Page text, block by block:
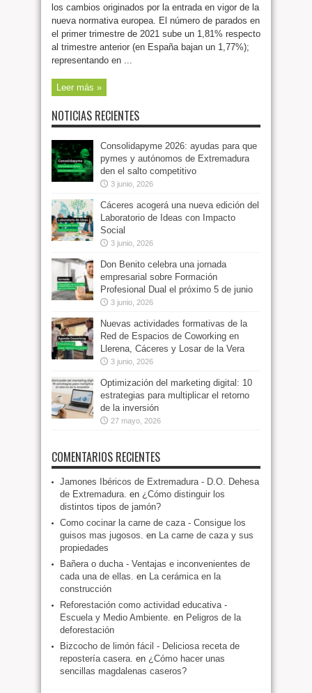
los cambios originados por la entrada en vigor de la
nueva normativa europea. El número de parados en
el primer trimestre de 2021 sube un 1,81% respecto
al trimestre anterior (en España bajan un 1,77%);
representando en ...
Leer más »
NOTICIAS RECIENTES
Consolidapyme 2026: ayudas para que
pymes y autónomos de Extremadura
den el salto competitivo
3 junio, 2026
Cáceres acogerá una nueva edición del
Laboratorio de Ideas con Impacto
Social
3 junio, 2026
Don Benito celebra una jornada
empresarial sobre Formación
Profesional Dual el próximo 5 de junio
3 junio, 2026
Nuevas actividades formativas de la
Red de Espacios de Coworking en
Llerena, Cáceres y Losar de la Vera
3 junio, 2026
Optimización del marketing digital: 10
estrategias para multiplicar el retorno
de la inversión
27 mayo, 2026
COMENTARIOS RECIENTES
Jamones Ibéricos de Extremadura - D.O. Dehesa
de Extremadura. en ¿Cómo distinguir los
distintos tipos de jamón?
Como cocinar la carne de caza - Consigue los
guisos mas jugosos. en La carne de caza y sus
propiedades
Bañera o ducha - Ventajas e inconvenientes de
cada una de ellas. en La cerámica en la
construcción
Reforestación como actividad educativa -
Escuela y Medio Ambiente. en Peligros de la
deforestación
Bizcocho de limón fácil - Deliciosa receta de
repostería casera. en ¿Cómo hacer unas
sencillas magdalenas caseros?